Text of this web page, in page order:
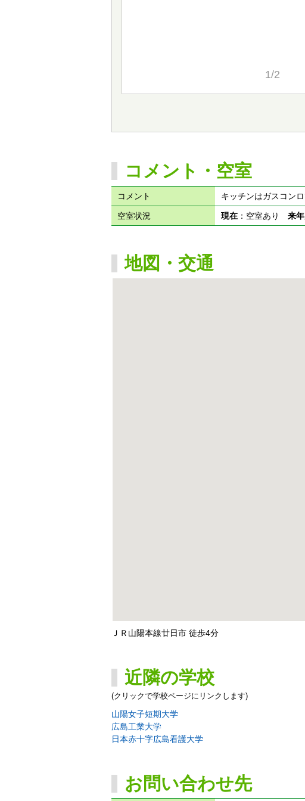
1/2
コメント・空室
コメント キッチンはガスコン
空室状況 現在：空室あり 来
地図・交通
ＪＲ山陽本線廿日市 徒歩4分
近隣の学校
(クリックで学校ページにリンクします)
山陽女子短期大学
広島工業大学
日本赤十字広島看護大学
お問い合わせ先